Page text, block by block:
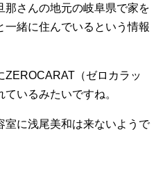
さんの地元の岐阜県で家を
緒に住んでいるという情報
ZEROCARAT（ゼロカラッ
いるみたいですね。
室に浅尾美和は来ないようで